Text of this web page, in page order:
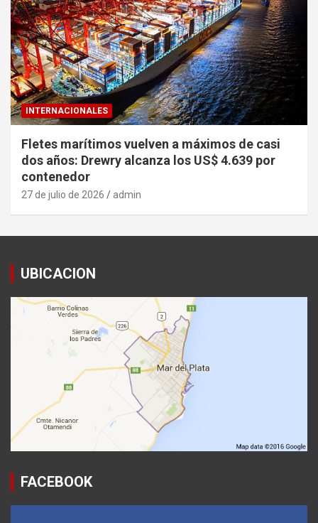
INTERNACIONALES
Fletes marítimos vuelven a máximos de casi
dos años: Drewry alcanza los US$ 4.639 por
contenedor
27 de julio de 2026 admin
UBICACION
FACEBOOK